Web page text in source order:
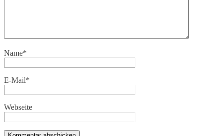
Name*
E-Mail*
Webseite